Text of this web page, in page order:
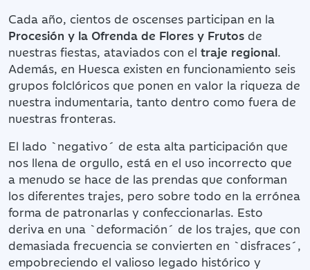
Cada año, cientos de oscenses participan en la
Procesión y la Ofrenda de Flores y Frutos de
nuestras fiestas, ataviados con el traje regional.
Además, en Huesca existen en funcionamiento seis
grupos folclóricos que ponen en valor la riqueza de
nuestra indumentaria, tanto dentro como fuera de
nuestras fronteras.
El lado `negativo´ de esta alta participación que
nos llena de orgullo, está en el uso incorrecto que
a menudo se hace de las prendas que conforman
los diferentes trajes, pero sobre todo en la errónea
forma de patronarlas y confeccionarlas. Esto
deriva en una `deformación´ de los trajes, que con
demasiada frecuencia se convierten en `disfraces´,
empobreciendo el valioso legado histórico y